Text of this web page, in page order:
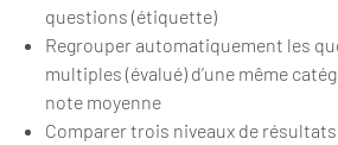
questions (étiquette)
Regrouper automatiquement les
multiples (évalué) d’une même
note moyenne
Comparer trois niveaux de